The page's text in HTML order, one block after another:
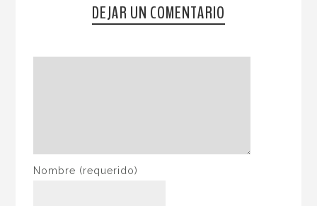
DEJAR UN COMENTARIO
Nombre (requerido)